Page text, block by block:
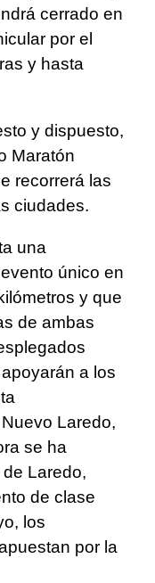
cerrado en
por el
y hasta
y dispuesto,
Maratón
recorrerá las
ciudades.
una
único en
y que
de ambas
a los
Laredo,
se ha
Laredo,
de clase
los
por la